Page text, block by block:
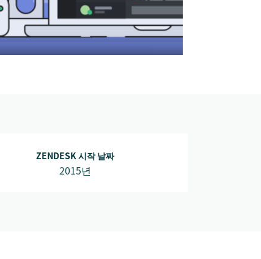
ZENDESK 시작 날짜
2015년